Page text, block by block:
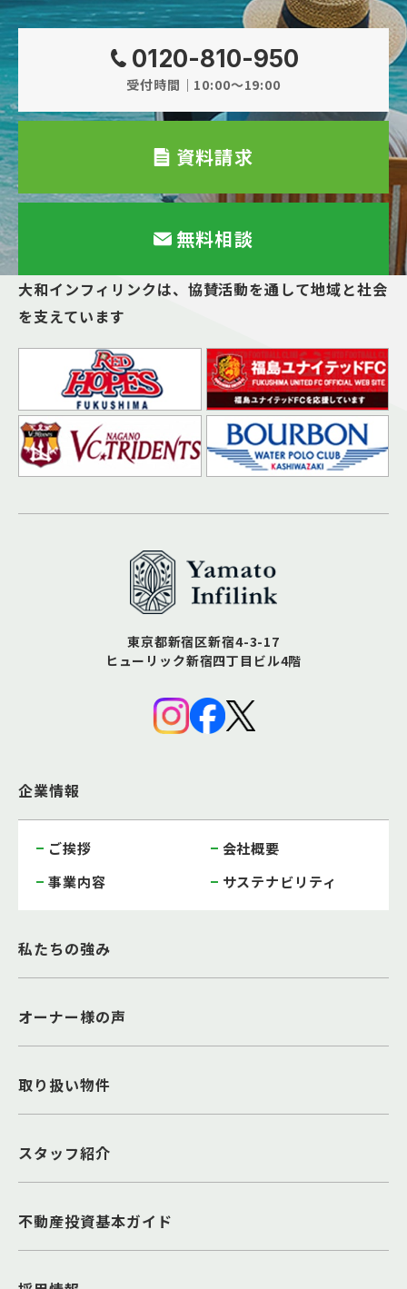
0120-810-950
受付時間｜10:00～19:00
資料請求
無料相談
大和インフィリンクは、 協賛活動を通して地域と社会
を支えています
東京都新宿区新宿4-3-17
ヒューリック新宿四丁目ビル4階
企業情報
ご挨拶
会社概要
事業内容
サステナビリティ
私たちの強み
オーナー様の声
取り扱い物件
スタッフ紹介
不動産投資基本ガイド